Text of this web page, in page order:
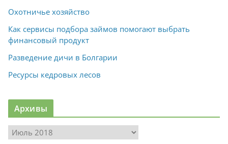
Охотничье хозяйство
Как сервисы подбора займов помогают выбрать
финансовый продукт
Разведение дичи в Болгарии
Ресурсы кедровых лесов
Архивы